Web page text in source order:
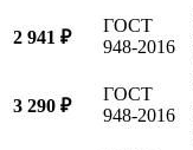
2 941 ₽
ГОСТ
948-2016
3 290 ₽
ГОСТ
948-2016